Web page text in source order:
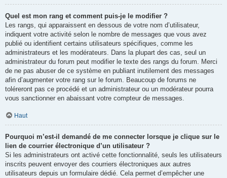
Quel est mon rang et comment puis-je le modifier ?
Les rangs, qui apparaissent en dessous de votre nom d’utilisateur,
indiquent votre activité selon le nombre de messages que vous avez
publié ou identifient certains utilisateurs spécifiques, comme les
administrateurs et les modérateurs. Dans la plupart des cas, seul un
administrateur du forum peut modifier le texte des rangs du forum. Merci
de ne pas abuser de ce système en publiant inutilement des messages
afin d’augmenter votre rang sur le forum. Beaucoup de forums ne
toléreront pas ce procédé et un administrateur ou un modérateur pourra
vous sanctionner en abaissant votre compteur de messages.
Haut
Pourquoi m’est-il demandé de me connecter lorsque je clique sur le
lien de courrier électronique d’un utilisateur ?
Si les administrateurs ont activé cette fonctionnalité, seuls les utilisateurs
inscrits peuvent envoyer des courriers électroniques aux autres
utilisateurs depuis un formulaire dédié. Cela permet d’empêcher une